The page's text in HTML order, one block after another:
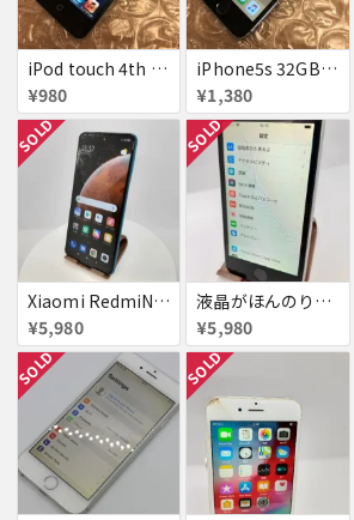
iPod touch 4th 32GB バッテリー劣化あり
¥980
iPhone5s 32GB docomo 画面割れ
¥1,380
SOLD
Xiaomi RedmiNote9S SIMフリー 863954040594602
¥5,980
SOLD
液晶がほんのり黄色いiPhone SE
¥5,980
SOLD SOLD